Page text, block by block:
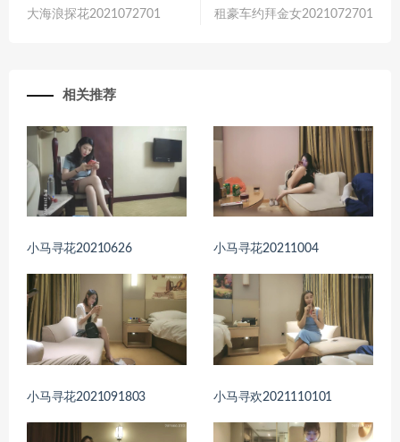
大海浪探花2021072701
租豪车约拜金女2021072701
相关推荐
小马寻花20210626 小马寻花20211004
小马寻花2021091803 小马寻欢2021110101